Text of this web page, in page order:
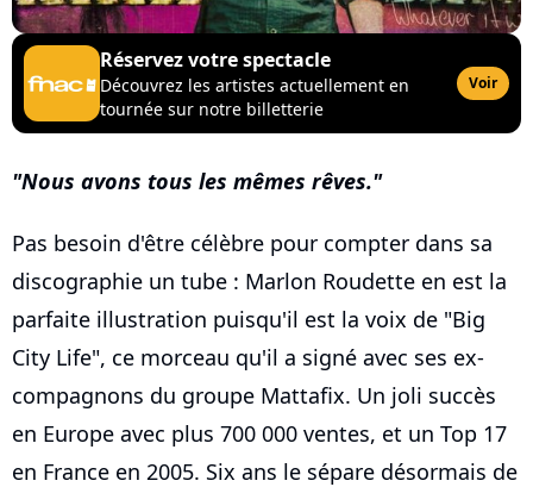
Réservez votre spectacle
Découvrez les artistes actuellement en
tournée sur notre billetterie
Voir
Nous avons tous les mêmes rêves.
Pas besoin d'être célèbre pour compter dans sa
discographie un tube : Marlon Roudette en est la
parfaite illustration puisqu'il est la voix de "Big
City Life", ce morceau qu'il a signé avec ses ex-
compagnons du groupe Mattafix. Un joli succès
en Europe avec plus 700 000 ventes, et un Top 17
en France en 2005. Six ans le sépare désormais de